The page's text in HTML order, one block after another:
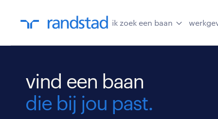
ik zoek een baan
vind een baan
die bij jou past.